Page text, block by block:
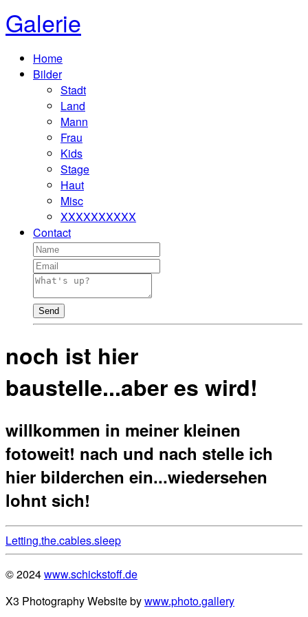
Galerie
Home
Bilder
Stadt
Land
Mann
Frau
Kids
Stage
Haut
Misc
XXXXXXXXXX
Contact
Send
noch ist hier
baustelle...aber es wird!
willkommen in meiner kleinen
fotoweit! nach und nach stelle ich
hier bilderchen ein...wiedersehen
lohnt sich!
Letting.the.cables.sleep
© 2024www.schickstoff.de
X3 Photography Website bywww.photo.gallery